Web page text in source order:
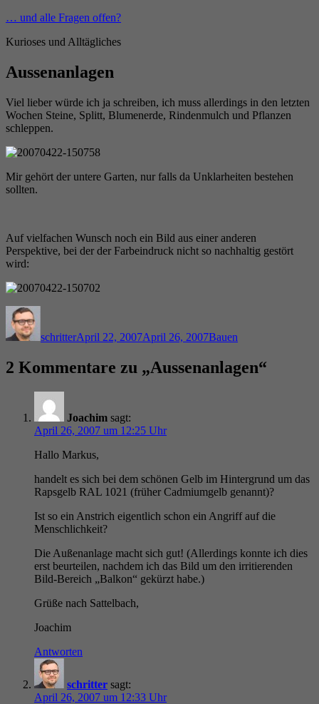
Zum
springen
… und alle Fragen offen?
Kurioses und Alltägliches
Aussenanlagen
Viel lieber würde ich ja schreiben, ich muss allerdings in den letzten
Wochen Steine, Splitt, Blumenerde, Rindenmulch und Pflanzen
schleppen.
Mir gehört der untere Garten, nur falls da Unklarheiten bestehen
sollten.
Auf vielfachen Wunsch noch ein Bild aus einer anderen
Perspektive, bei der der Farbeindruck nicht so nachhaltig gestört
wird:
schritterApril 22, 2007April 26, 2007Bauen
2 Kommentare zu „Aussenanlagen“
Joachim sagt:
April 26, 2007 um 12:25 Uhr
Hallo Markus,
handelt es sich bei dem schönen Gelb im Hintergrund um das
Rapsgelb RAL 1021 (früher Cadmiumgelb genannt)?
Ist so ein Anstrich eigentlich schon ein Angriff auf die
Menschlichkeit?
Die Außenanlage macht sich gut! (Allerdings konnte ich dies
erst beurteilen, nachdem ich das Bild um den irritierenden
Bild-Bereich „Balkon“ gekürzt habe.)
Grüße nach Sattelbach,
Joachim
Antworten
schritter sagt:
April 26, 2007 um 12:33 Uhr